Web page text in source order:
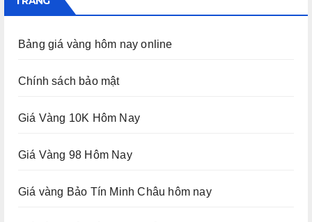
Bảng giá vàng hôm nay online
Chính sách bảo mật
Giá Vàng 10K Hôm Nay
Giá Vàng 98 Hôm Nay
Giá vàng Bảo Tín Minh Châu hôm nay